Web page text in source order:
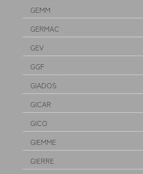
GEMM
GERMAC
GEV
GGF
GIADOS
GICAR
GICO
GIEMME
GIERRE